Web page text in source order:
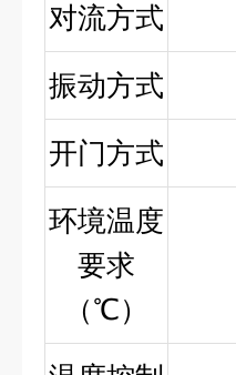
对流方式
振动方式
开门方式
环境温度
要求
（℃）